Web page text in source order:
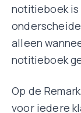
notitieboek is
alleen
notitieboek
Op de
voor iedere